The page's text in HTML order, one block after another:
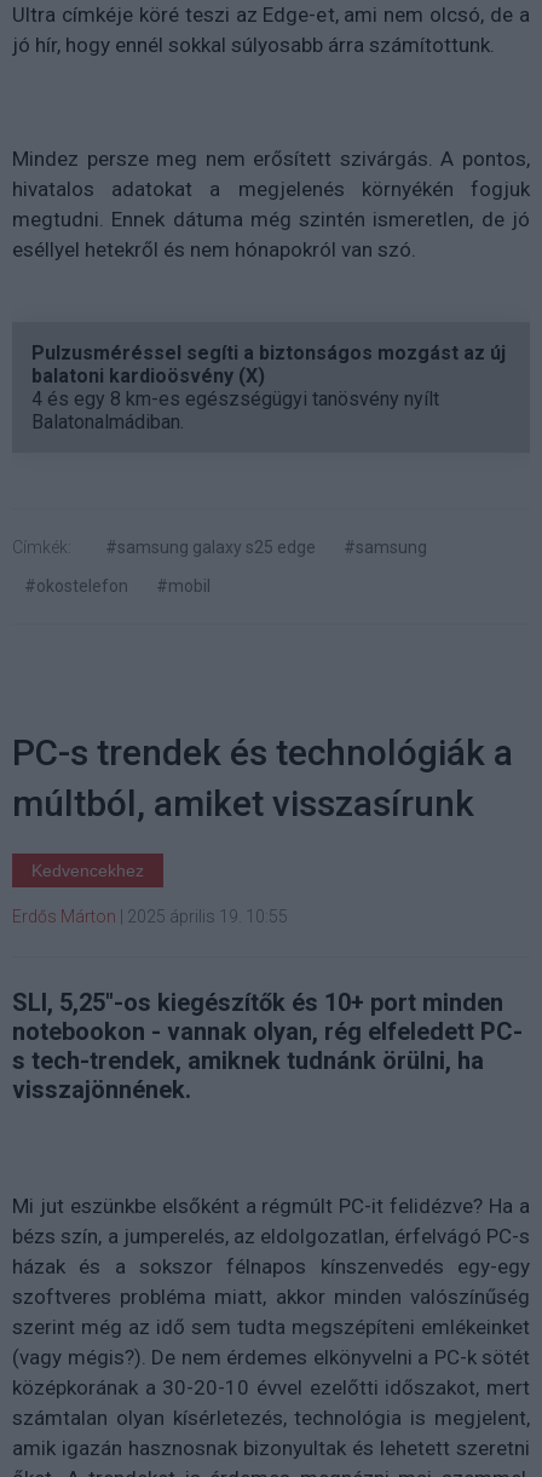
Ultra címkéje köré teszi az Edge-et, ami nem olcsó, de a
jó hír, hogy ennél sokkal súlyosabb árra számítottunk.
Mindez persze meg nem erősített szivárgás. A pontos,
hivatalos adatokat a megjelenés környékén fogjuk
megtudni. Ennek dátuma még szintén ismeretlen, de jó
eséllyel hetekről és nem hónapokról van szó.
Pulzusméréssel segíti a biztonságos mozgást az új
balatoni kardioösvény (X)
4 és egy 8 km-es egészségügyi tanösvény nyílt
Balatonalmádiban.
Címkék: #samsung galaxy s25 edge
#samsung
#okostelefon
#mobil
PC-s trendek és technológiák a
múltból, amiket visszasírunk
Kedvencekhez
Erdős Márton 2025 április 19. 10:55
SLI, 5,25"-os kiegészítők és 10+ port minden
notebookon - vannak olyan, rég elfeledett PC-
s tech-trendek, amiknek tudnánk örülni, ha
visszajönnének.
Mi jut eszünkbe elsőként a régmúlt PC-it felidézve? Ha a
bézs szín, a jumperelés, az eldolgozatlan, érfelvágó PC-s
házak és a sokszor félnapos kínszenvedés egy-egy
szoftveres probléma miatt, akkor minden valószínűség
szerint még az idő sem tudta megszépíteni emlékeinket
(vagy mégis?). De nem érdemes elkönyvelni a PC-k sötét
középkorának a 30-20-10 évvel ezelőtti időszakot, mert
számtalan olyan kísérletezés, technológia is megjelent,
amik igazán hasznosnak bizonyultak és lehetett szeretni